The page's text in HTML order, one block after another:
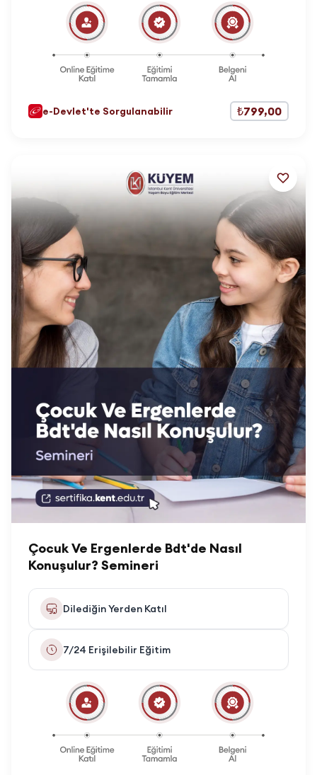
e-Devlet'te Sorgulanabilir ₺799,00
Çocuk Ve Ergenlerde Bdt'de Nasıl
Konuşulur? Semineri
Dilediğin Yerden Katıl
7/24 Erişilebilir Eğitim